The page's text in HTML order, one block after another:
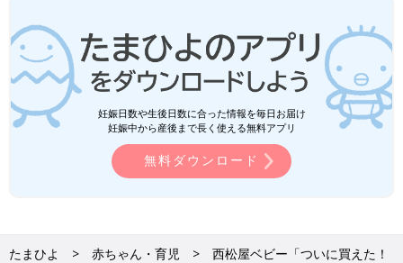
妊娠日数や生後日数に合った情報を毎日お届け
妊娠中から産後まで長く使える無料アプリ
無料ダウンロード
たまひよ 赤ちゃん・育児 西松屋ベビー「ついに買えた！